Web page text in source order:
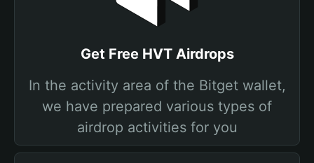
Get Free HVT Airdrops
In the activity area of the Bitget wallet,
we have prepared various types of
airdrop activities for you